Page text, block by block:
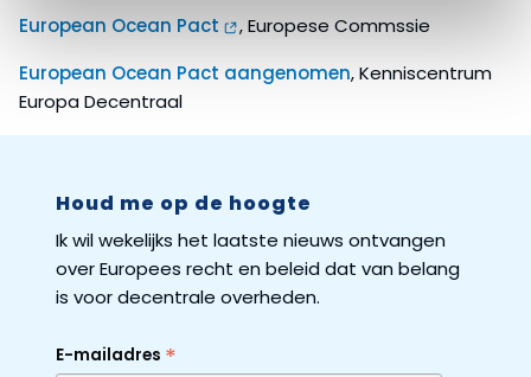
European Ocean Pact
, Europese Commssie
European Ocean Pact aangenomen, Kenniscentrum
Europa Decentraal
Houd me op de hoogte
Ik wil wekelijks het laatste nieuws ontvangen
over Europees recht en beleid dat van belang
is voor decentrale overheden.
E-mailadres *